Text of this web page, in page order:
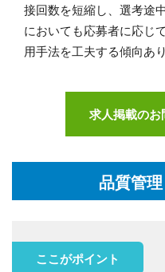
接回数を短縮し、選考途
においても応募者に応じ
用手法を工夫する傾向あり
求人掲載の
品質管理
ここがポイント